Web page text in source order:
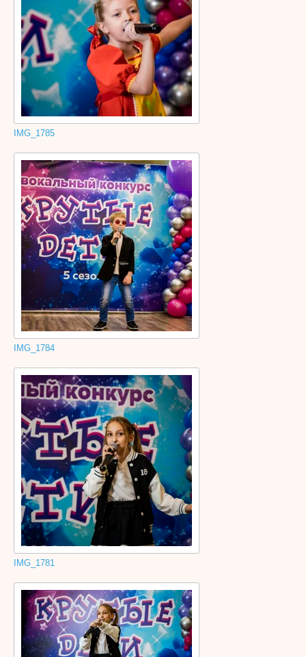
IMG_1785
IMG_1784
IMG_1781